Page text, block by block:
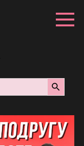
Search Button